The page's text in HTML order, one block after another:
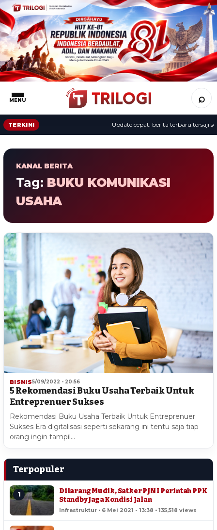
MENU ⌕
TERKINI Update cepat: berita terbaru tersaji
KANAL BERITA
Tag: BUKU KOMUNIKASI
USAHA
BISNIS5/09/2022 - 20:56
5 Rekomendasi Buku Usaha Terbaik Untuk
Entreprenuer Sukses
Rekomendasi Buku Usaha Terbaik Untuk Entreprenuer
Sukses Era digitalisasi seperti sekarang ini tentu saja tiap
orang ingin tampil…
Terpopuler
1
Dilarang Mudik, Satker PJN I Perintah PPK
Standby Jaga Kondisi Jalan
Infrastruktur • 6 Mei 2021 - 13:38 • 135,518 views